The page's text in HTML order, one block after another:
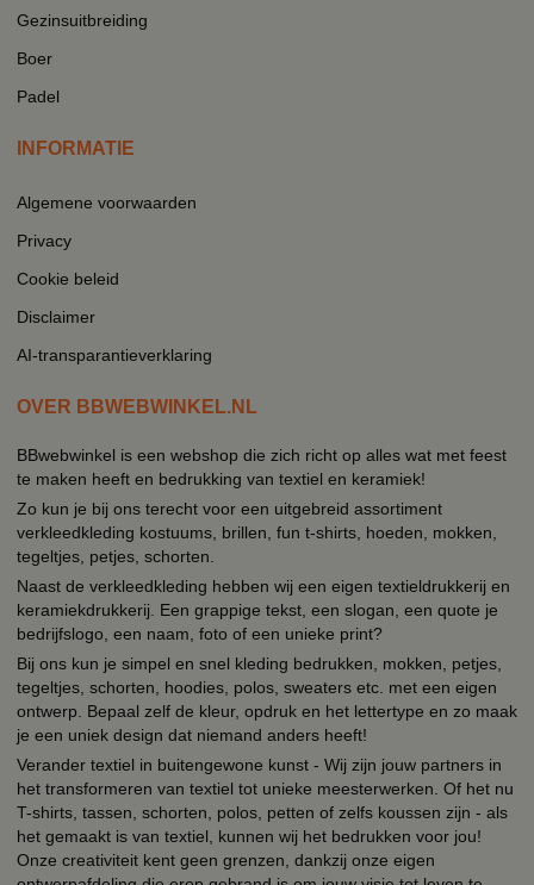
Gezinsuitbreiding
Boer
Padel
INFORMATIE
Algemene voorwaarden
Privacy
Cookie beleid
Disclaimer
AI-transparantieverklaring
OVER BBWEBWINKEL.NL
BBwebwinkel is een webshop die zich richt op alles wat met feest
te maken heeft en bedrukking van textiel en keramiek!
Zo kun je bij ons terecht voor een uitgebreid assortiment
verkleedkleding kostuums, brillen, fun t-shirts, hoeden, mokken,
tegeltjes, petjes, schorten.
Naast de verkleedkleding hebben wij een eigen textieldrukkerij en
keramiekdrukkerij. Een grappige tekst, een slogan, een quote je
bedrijfslogo, een naam, foto of een unieke print?
Bij ons kun je simpel en snel kleding bedrukken, mokken, petjes,
tegeltjes, schorten, hoodies, polos, sweaters etc. met een eigen
ontwerp. Bepaal zelf de kleur, opdruk en het lettertype en zo maak
je een uniek design dat niemand anders heeft!
Verander textiel in buitengewone kunst - Wij zijn jouw partners in
het transformeren van textiel tot unieke meesterwerken. Of het nu
T-shirts, tassen, schorten, polos, petten of zelfs koussen zijn - als
het gemaakt is van textiel, kunnen wij het bedrukken voor jou!
Onze creativiteit kent geen grenzen, dankzij onze eigen